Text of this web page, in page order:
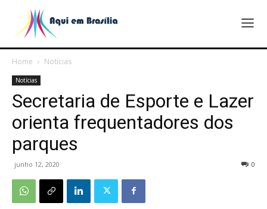
Home Notícias
Notícias
Secretaria de Esporte e Lazer
orienta frequentadores dos
parques
junho 12, 2020 0